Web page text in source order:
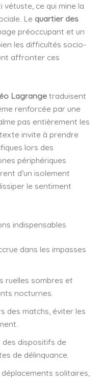
vétuste, ce qui mine la
Le quartier des
préoccupant et un
les difficultés socio-
affronter ces
Lagrangetraduisent
renforcée par une
pas entièrement les
invite à prendre
lors des
périphériques
d’un isolement
le sentiment
indispensables
dans les impasses
ruelles sombres et
nocturnes.
des matchs, éviter les
dispositifs de
de délinquance.
solitaires,